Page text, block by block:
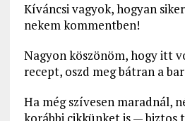
Kíváncsi vagyok, hogyan
nekem kommentben!
Nagyon köszönöm, hogy itt
recept, oszd meg bátran a
Ha még szívesen maradnál,